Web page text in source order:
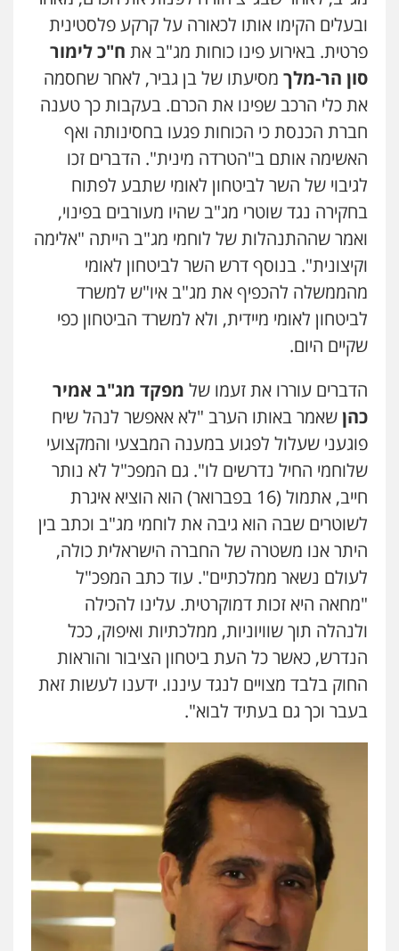
ובעלים הקימו אותו לכאורה על קרקע פלסטינית
פרטית. באירוע פינו כוחות מג"ב את ח"כ לימור
סון הר-מלך מסיעתו של בן גביר, לאחר שחסמה
את כלי הרכב שפינו את הכרם. בעקבות כך טענה
חברת הכנסת כי הכוחות פגעו בחסינותה ואף
האשימה אותם ב"הטרדה מינית". הדברים זכו
לגיבוי של השר לביטחון לאומי שתבע לפתוח
בחקירה נגד שוטרי מג"ב שהיו מעורבים בפינוי,
ואמר שההתנהלות של לוחמי מג"ב הייתה "אלימה
וקיצונית". בנוסף דרש השר לביטחון לאומי
מהממשלה להכפיף את מג"ב איו"ש למשרד
לביטחון לאומי מיידית, ולא למשרד הביטחון כפי
שקיים היום.
הדברים עוררו את זעמו של מפקד מג"ב אמיר
כהןשאמר באותו הערב "לא אאפשר לנהל שיח
פוגעני שעלול לפגוע במענה המבצעי והמקצועי
שלוחמי החיל נדרשים לו". גם המפכ"ל לא נותר
חייב, אתמול (16 בפברואר) הוא הוציא איגרת
לשוטרים שבה הוא גיבה את לוחמי מג"ב וכתב בין
היתר אנו משטרה של החברה הישראלית כולה,
לעולם נשאר ממלכתיים". עוד כתב המפכ"ל
"מחאה היא זכות דמוקרטית. עלינו להכילה
ולנהלה תוך שוויוניות, ממלכתיות ואיפוק, ככל
הנדרש, כאשר כל העת ביטחון הציבור והוראות
החוק בלבד מצויים לנגד עיננו. ידענו לעשות זאת
בעבר וכך גם בעתיד לבוא".